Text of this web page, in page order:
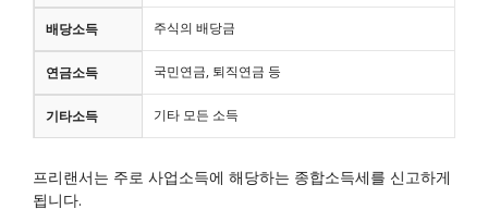
배당소득 주식의 배당금
연금소득 국민연금, 퇴직연금 등
기타소득 기타 모든 소득
프리랜서는 주로 사업소득에 해당하는 종합소득세를 신고하게
됩니다.